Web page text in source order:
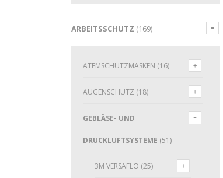
ARBEITSSCHUTZ (169)
ATEMSCHUTZMASKEN (16)
AUGENSCHUTZ (18)
GEBLÄSE- UND
DRUCKLUFTSYSTEME (51)
3M VERSAFLO (25)